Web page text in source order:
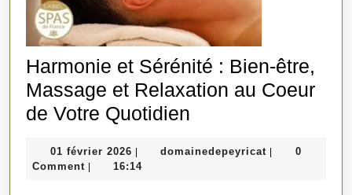
Harmonie et Sérénité : Bien-être,
Massage et Relaxation au Coeur
de Votre Quotidien
Sérénité
01 février 2026 01
février
domainedepeyricat
0
Comment
16:14